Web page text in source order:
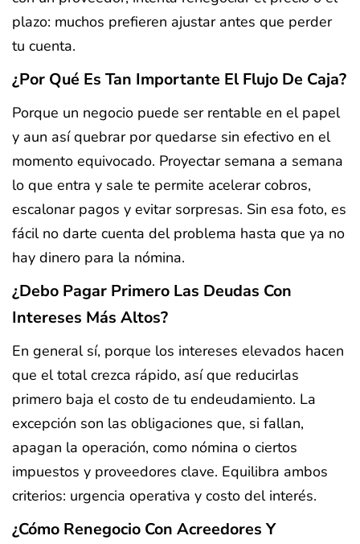
plazo: muchos prefieren ajustar antes que perder
tu cuenta.
¿Por Qué Es Tan Importante El Flujo De Caja?
Porque un negocio puede ser rentable en el papel
y aun así quebrar por quedarse sin efectivo en el
momento equivocado. Proyectar semana a semana
lo que entra y sale te permite acelerar cobros,
escalonar pagos y evitar sorpresas. Sin esa foto, es
fácil no darte cuenta del problema hasta que ya no
hay dinero para la nómina.
¿Debo Pagar Primero Las Deudas Con
Intereses Más Altos?
En general sí, porque los intereses elevados hacen
que el total crezca rápido, así que reducirlas
primero baja el costo de tu endeudamiento. La
excepción son las obligaciones que, si fallan,
apagan la operación, como nómina o ciertos
impuestos y proveedores clave. Equilibra ambos
criterios: urgencia operativa y costo del interés.
¿Cómo Renegocio Con Acreedores Y